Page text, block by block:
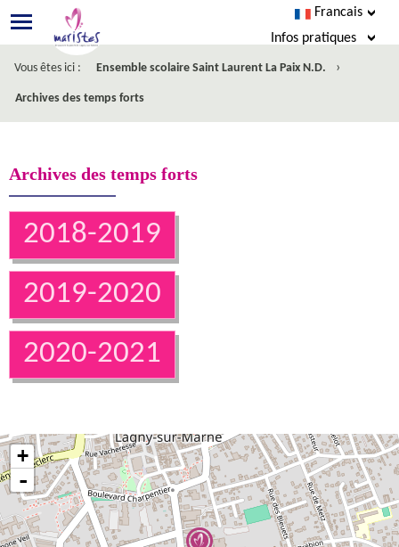
Francais
Infos pratiques
Esidoc
Vous êtes ici : Ensemble scolaire Saint Laurent La Paix N.D. ›
Archives des temps forts
Archives des temps forts
2018-2019
2019-2020
2020-2021
+
-